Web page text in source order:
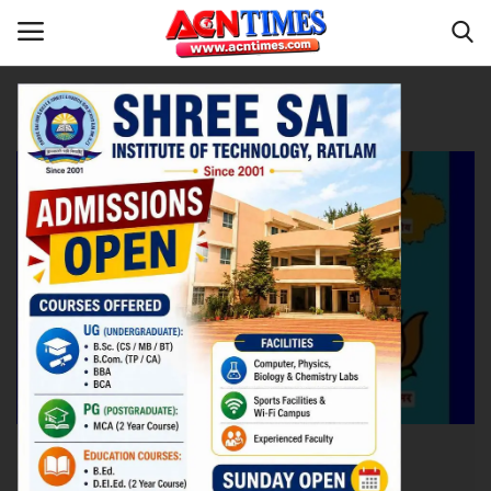
Home
Contact
नीर_का_तीर
मध्यप्रदेश
विदेश
उत्तर प्रदेश
Tag:Assembly Election 2023
रतलाम